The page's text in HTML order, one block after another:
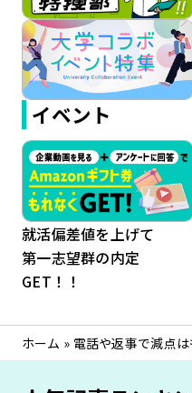
イベント
就活偏差値を上げて
第一志望群の内定
GET！！
ホーム » 電話や返事で減点